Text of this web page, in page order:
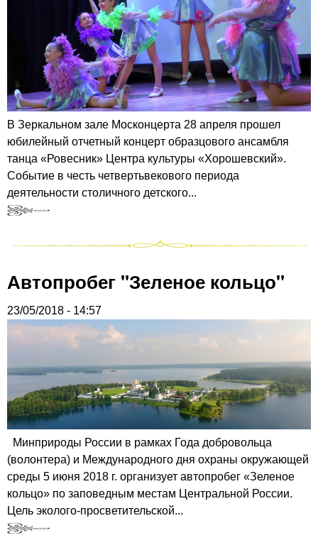
В Зеркальном зале Москонцерта 28 апреля прошел
юбилейный отчетный концерт образцового ансамбля
танца «Ровесник» Центра культуры «Хорошевский».
Событие в честь четвертьвекового периода
деятельности столичного детского...
Автопробег "Зеленое кольцо"
23/05/2018 - 14:57
Минприроды России в рамках Года добровольца
(волонтера) и Международного дня охраны окружающей
среды 5 июня 2018 г. организует автопробег «Зеленое
кольцо» по заповедным местам Центральной России.
Цель эколого-просветительской...